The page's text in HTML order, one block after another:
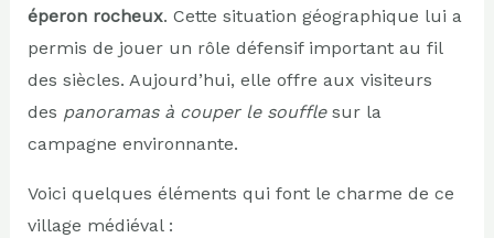
éperon rocheux. Cette situation géographique lui a
permis de jouer un rôle défensif important au fil
des siècles. Aujourd’hui, elle offre aux visiteurs
des panoramas à couper le soufflesur la
campagne environnante.
Voici quelques éléments qui font le charme de ce
village médiéval :